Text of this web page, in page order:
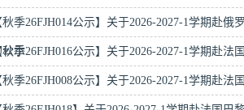
秋季26FJH014公示】关于2026-2027-1学期赴
公示
秋季26FJH016公示】关于2026-2027-1学期赴
秋季26FJH008公示】关于2026-2027-1学期赴